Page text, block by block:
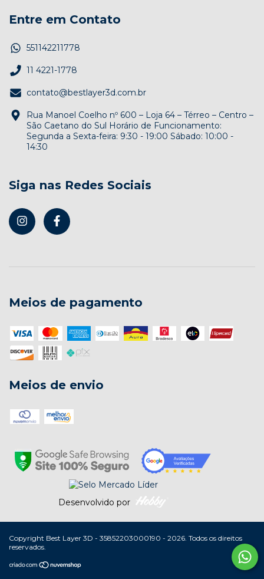
Entre em Contato
551142211778
11 4221-1778
contato@bestlayer3d.com.br
Rua Manoel Coelho nº 600 – Loja 64 – Térreo – Centro –
São Caetano do Sul Horário de Funcionamento:
Segunda a Sexta-feira: 9:30 - 19:00 Sábado: 10:00 -
14:30
Siga nas Redes Sociais
Meios de pagamento
Meios de envio
Desenvolvido por
Copyright Best Layer 3D - 35852203000190 - 2026. Todos os direitos
reservados.